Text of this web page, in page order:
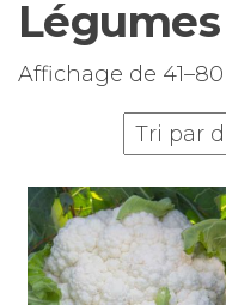
Légumes
Affichage de